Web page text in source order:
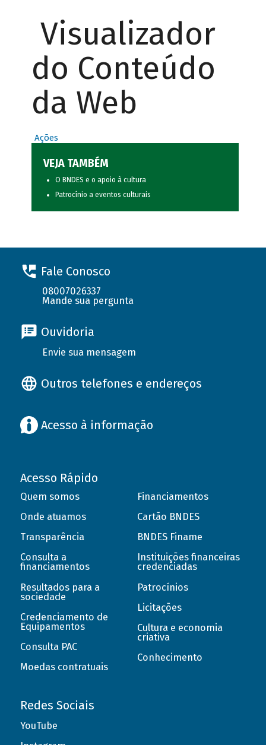
Visualizador
do Conteúdo
da Web
Ações
VEJA TAMBÉM
O BNDES e o apoio à cultura
Patrocínio a eventos culturais
Fale Conosco
08007026337
Mande sua pergunta
Ouvidoria
Envie sua mensagem
Outros telefones e endereços
Acesso à informação
Acesso Rápido
Quem somos
Onde atuamos
Transparência
Consulta a
financiamentos
Resultados para a
sociedade
Credenciamento de
Equipamentos
Consulta PAC
Moedas contratuais
Financiamentos
Cartão BNDES
BNDES Finame
Instituições financeiras
credenciadas
Patrocínios
Licitações
Cultura e economia
criativa
Conhecimento
Redes Sociais
YouTube